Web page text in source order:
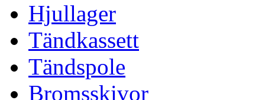
Hjullager
Tändkassett
Tändspole
Bromsskivor